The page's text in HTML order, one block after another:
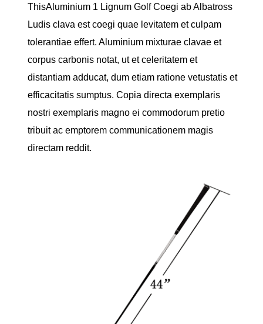
ThisAluminium 1 Lignum Golf Coegi ab Albatross
Ludis clava est coegi quae levitatem et culpam
tolerantiae effert. Aluminium mixturae clavae et
corpus carbonis notat, ut et celeritatem et
distantiam adducat, dum etiam ratione vetustatis et
efficacitatis sumptus. Copia directa exemplaris
nostri exemplaris magno ei commodorum pretio
tribuit ac emptorem communicationem magis
directam reddit.